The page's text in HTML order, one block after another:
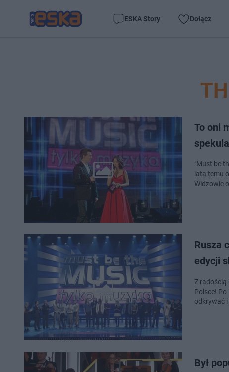
ESKA Story Dołącz
To oni
"Must be
lata temu
Widzowie
Rusza
edycji
Z radością
Polsce!
odkrywać i
Był